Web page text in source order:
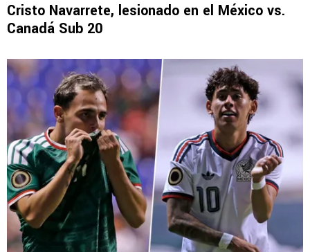
Cristo Navarrete, lesionado en el México vs.
Canadá Sub 20